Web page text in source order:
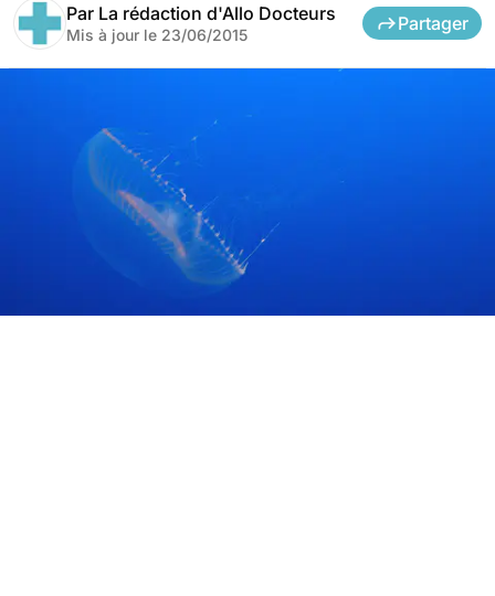
Par La rédaction d'Allo Docteurs
Mis à jour le 23/06/2015
Partager